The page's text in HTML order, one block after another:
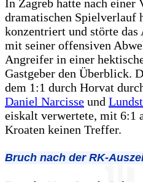
In Zagreb hatte nach einer
dramatischen Spielverlauf
konzentriert und störte das
mit seiner offensiven
Angreifer in einer
Gastgeber den Überblick.
dem 1:1 durch Horvat
Daniel Narcisse und
eiskalt verwertete, mit 6:1
Kroaten keinen Treffer.
Bruch nach der RK-